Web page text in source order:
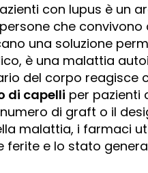
con lupus è un
che
una soluzione
è una malattia
del corpo reagisce
di capelli per pazienti
di graft o il
malattia, i farmaci
ferite e lo stato